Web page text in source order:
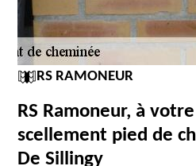
RS RAMONEUR
RS Ramoneur, à
scellement pied de
De Sillingy